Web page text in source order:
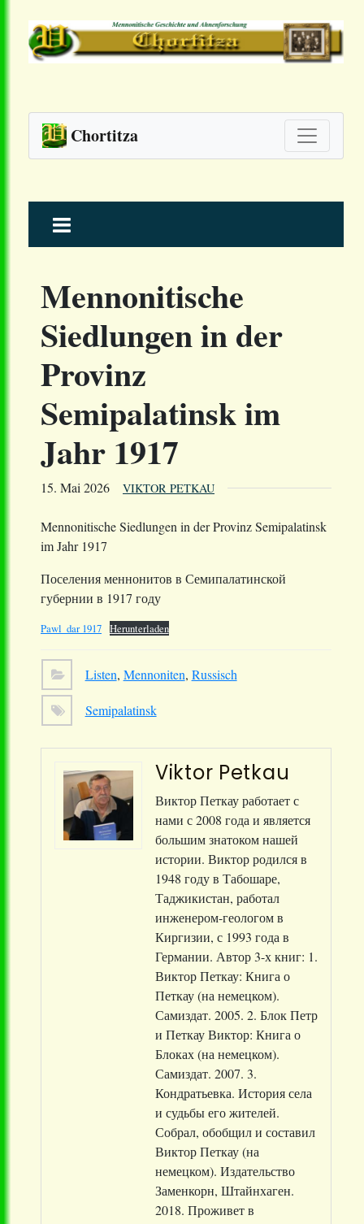
Chortitza
to
Mennonitische
Siedlungen in der
Provinz
Semipalatinsk im
Jahr 1917
15. Mai 2026 VIKTOR PETKAU
Mennonitische Siedlungen in der Provinz Semipalatinsk
im Jahr 1917
Поселения меннонитов в Семипалатинской
губернии в 1917 году
Pawl_dar 1917 Herunterladen
Listen, Mennoniten, Russisch
Semipalatinsk
Viktor Petkau
Виктор Петкау работает с
нами с 2008 года и является
большим знатоком нашей
истории. Виктор родился в
1948 году в Табошаре,
Таджикистан, работал
инженером-геологом в
Киргизии, с 1993 года в
Германии. Автор 3-х книг: 1.
Виктор Петкау: Книга о
Петкау (на немецком).
Самиздат. 2005. 2. Блок Петр
и Петкау Виктор: Книга о
Блоках (на немецком).
Самиздат. 2007. 3.
Кондратьевка. История села
и судьбы его жителей.
Собрал, обобщил и составил
Виктор Петкау (на
немецком). Издательство
Заменкорн, Штайнхаген.
2018. Проживет в